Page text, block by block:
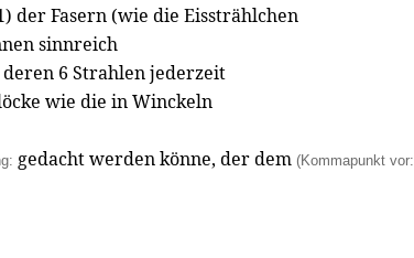
der Fasern (wie die Eisstrählchen
sinnreich
6 Strahlen jederzeit
wie die in Winckeln
gedacht werden könne, der dem (Kommapunkt vor: